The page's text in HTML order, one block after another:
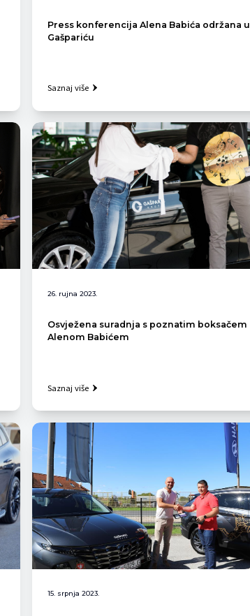
Press konferencija Alena Babića održana u
Gašpariću
Saznaj više
26. rujna 2023.
Osvježena suradnja s poznatim boksačem
Alenom Babićem
Saznaj više
15. srpnja 2023.